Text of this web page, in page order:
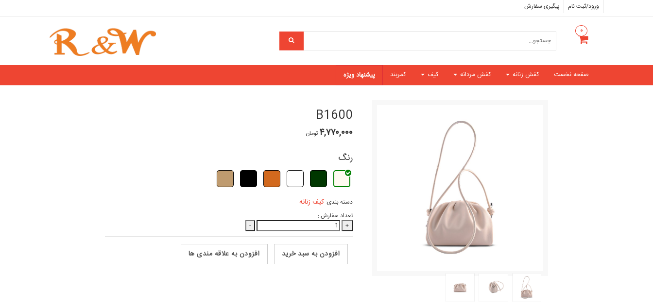
ورود/ثبت نام پیگیری سفارش
۰
صفحه نخست کفش زنانه کفش مردانه کیف کمربند پیشنهاد ویژه
B1600
۴,۷۷۰,۰۰۰ تومان
رنگ
دسته بندی:کیف زنانه
تعداد سفارش :
+
-
افزودن به سبد خرید افزودن به علاقه مندی ها